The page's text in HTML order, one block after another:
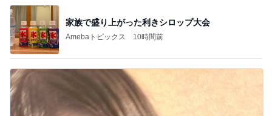
家族で盛り上がった利きシロップ大会
Amebaトピックス 10時間前